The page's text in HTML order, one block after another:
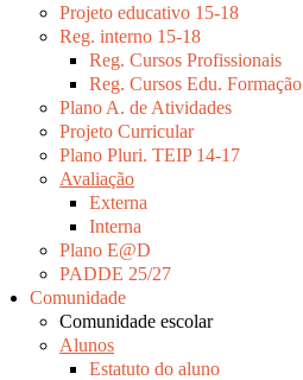
Projeto educativo 15-18
Reg. interno 15-18
Reg. Cursos Profissionais
Reg. Cursos Edu. Formação
Plano A. de Atividades
Projeto Curricular
Plano Pluri. TEIP 14-17
Avaliação
Externa
Interna
Plano E@D
PADDE 25/27
Comunidade
Comunidade escolar
Alunos
Estatuto do aluno